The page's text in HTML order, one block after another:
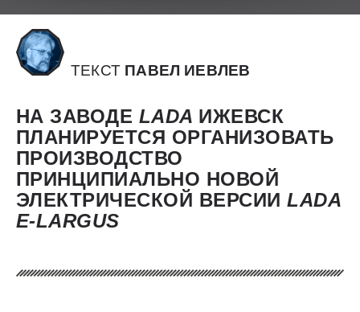
ТЕКСТ ПАВЕЛ ИЕВЛЕВ
НА ЗАВОДЕ LADA ИЖЕВСК
ПЛАНИРУЕТСЯ ОРГАНИЗОВАТЬ
ПРОИЗВОДСТВО
ПРИНЦИПИАЛЬНО НОВОЙ
ЭЛЕКТРИЧЕСКОЙ ВЕРСИИLADA
E-LARGUS